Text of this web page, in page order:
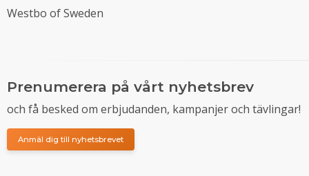
Westbo of Sweden
Prenumerera på vårt nyhetsbrev
och få besked om erbjudanden, kampanjer och tävlingar!
Anmäl dig till nyhetsbrevet